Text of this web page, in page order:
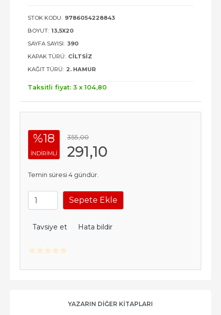
STOK KODU: 9786054228843
BOYUT: 13,5X20
SAYFA SAYISI: 390
KAPAK TÜRÜ: CILTSIZ
KAĞIT TÜRÜ: 2. HAMUR
Taksitli fiyat: 3 x 104,80
%18
INDIRIMLI
355,00
291,10
Temin süresi 4 gündür.
Sepete Ekle
Tavsiye et Hata bildir
YAZARIN DIĞER KITAPLARI